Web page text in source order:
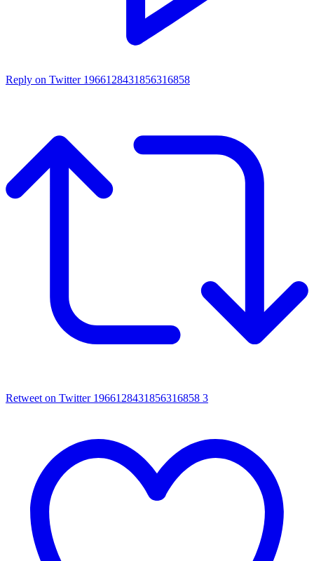
Reply on Twitter 1966128431856316858
Retweet on Twitter 1966128431856316858 3